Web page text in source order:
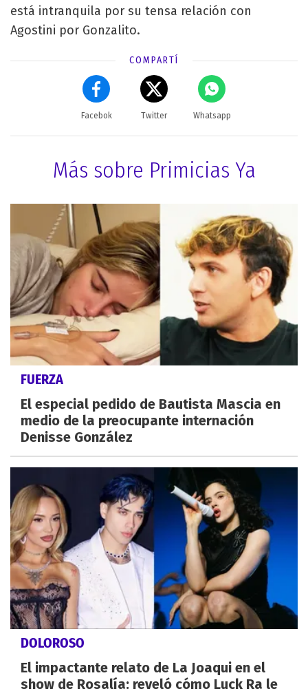
está intranquila por su tensa relación con
Agostini por Gonzalito.
COMPARTÍ
Facebok Twitter Whatsapp
Más sobre Primicias Ya
FUERZA
El especial pedido de Bautista Mascia en
medio de la preocupante internación
Denisse González
DOLOROSO
El impactante relato de La Joaqui en el
show de Rosalía: reveló cómo Luck Ra le